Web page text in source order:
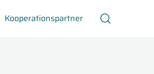
Kooperationspartner